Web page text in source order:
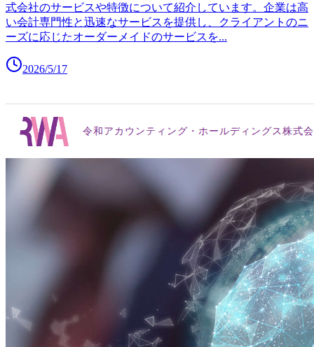
式会社のサービスや特徴について紹介しています。企業は高
い会計専門性と迅速なサービスを提供し、クライアントのニ
ーズに応じたオーダーメイドのサービスを...
2026/5/17